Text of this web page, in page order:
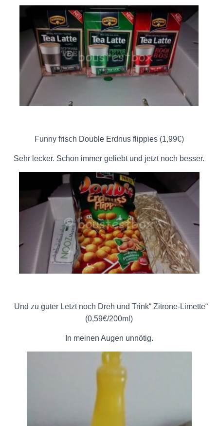
Funny frisch Double Erdnus flippies (1,99€)
Sehr lecker. Schon immer geliebt und jetzt noch besser.
Und zu guter Letzt noch Dreh und Trink“ Zitrone-Limette“
(0,59€/200ml)
In meinen Augen unnötig.